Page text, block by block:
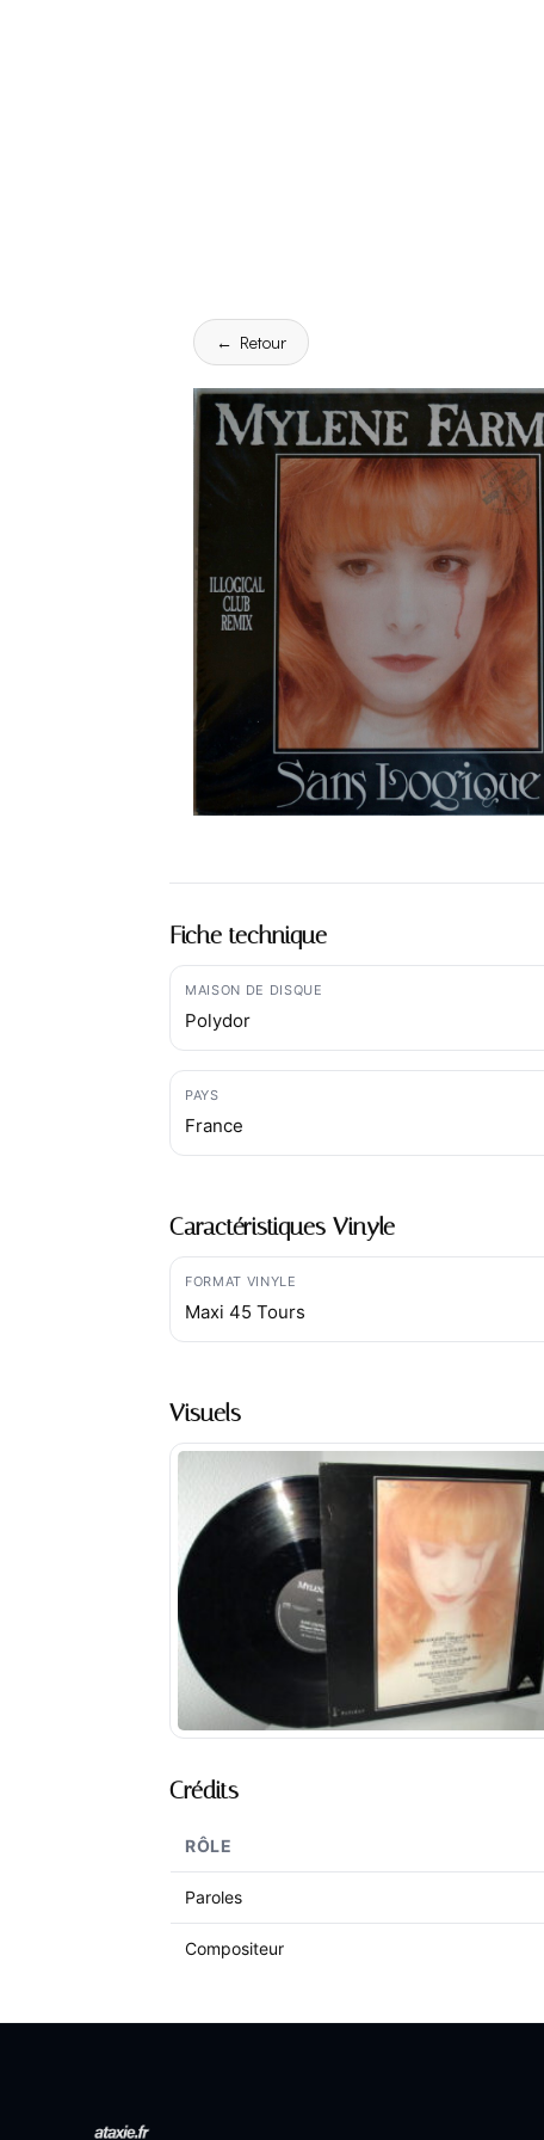
← Retour
Fiche technique
MAISON DE DISQUE
Polydor
PAYS
France
Caractéristiques Vinyle
FORMAT VINYLE
Maxi 45 Tours
Visuels
Crédits
RÔLE
Paroles
Compositeur